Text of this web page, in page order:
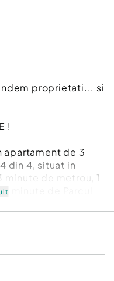
proprietati... si
!
apartament de 3
din 4, situat in
minute de metrou, 1
minute de Parcul
mp, cea utila 60
imediata
si acces rapid